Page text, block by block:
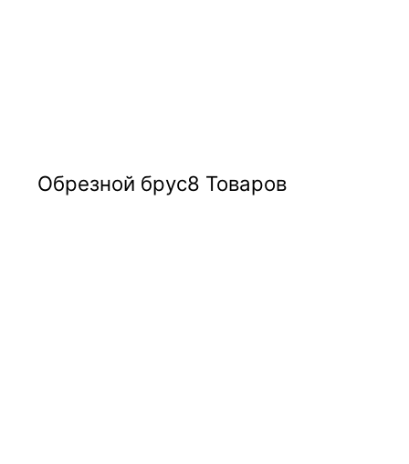
Обрезной брус8 Товаров